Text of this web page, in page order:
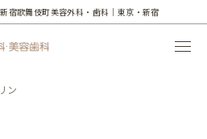
宿歌舞伎町美容外科・歯科｜東京・新宿
ン